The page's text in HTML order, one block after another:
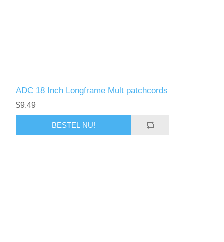
ADC 18 Inch Longframe Mult patchcords
$9.49
BESTEL NU!